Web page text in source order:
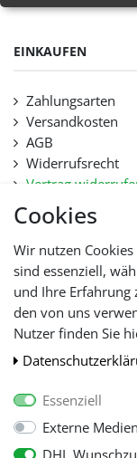
Cookies
Wir nutzen
sind essenziell,
und Ihre Erfahrung
den von uns
Nutzer finden Sie
Essenziell
Externe Medien
EINKAUFEN
Zahlungsarten
Versandkosten
AGB
Widerrufsrecht
Vertrag
Datenschutz
Hilfe
Lieferfristen und
Lieferbeschränkung
WIR AKZEPTIEREN